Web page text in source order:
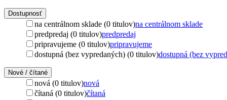
Dostupnosť
na centrálnom sklade (0 titulov)na centrálnom sklade
predpredaj (0 titulov)predpredaj
pripravujeme (0 titulov)pripravujeme
dostupná (bez vypredaných) (0 titulov)dostupná (bez
Nové / čítané
nová (0 titulov)nová
čítaná (0 titulov)čítaná